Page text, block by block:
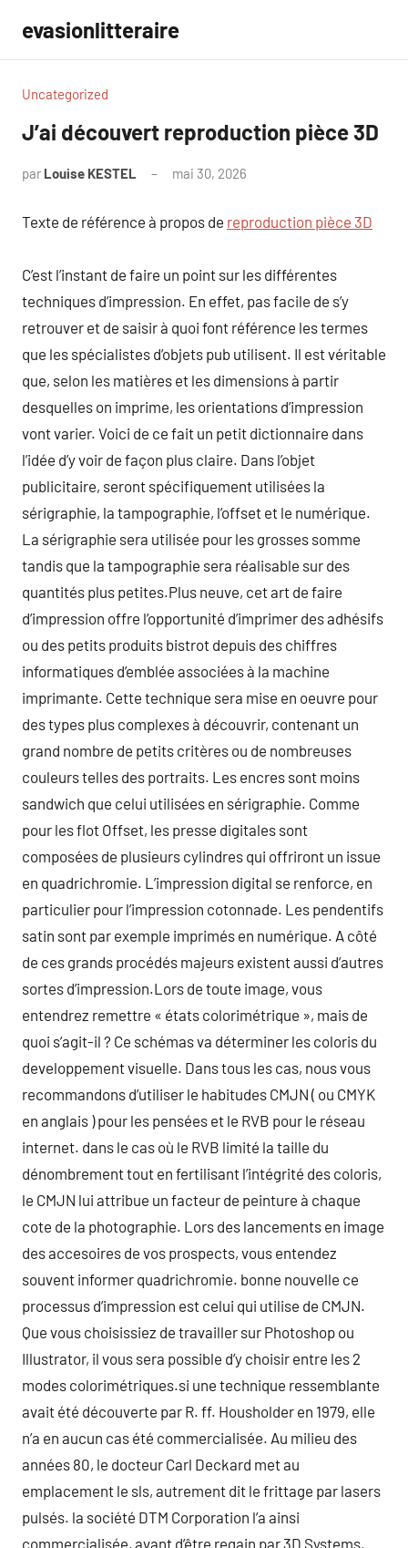
contenu
evasionlitteraire
Uncategorized
J’ai découvert reproduction pièce 3D
par Louise KESTEL mai 30, 2026
Texte de référence à propos de reproduction pièce 3D
C’est l’instant de faire un point sur les différentes
techniques d’impression. En effet, pas facile de s’y
retrouver et de saisir à quoi font référence les termes
que les spécialistes d’objets pub utilisent. Il est véritable
que, selon les matières et les dimensions à partir
desquelles on imprime, les orientations d’impression
vont varier. Voici de ce fait un petit dictionnaire dans
l’idée d’y voir de façon plus claire. Dans l’objet
publicitaire, seront spécifiquement utilisées la
sérigraphie, la tampographie, l’offset et le numérique.
La sérigraphie sera utilisée pour les grosses somme
tandis que la tampographie sera réalisable sur des
quantités plus petites.Plus neuve, cet art de faire
d’impression offre l’opportunité d’imprimer des adhésifs
ou des petits produits bistrot depuis des chiffres
informatiques d’emblée associées à la machine
imprimante. Cette technique sera mise en oeuvre pour
des types plus complexes à découvrir, contenant un
grand nombre de petits critères ou de nombreuses
couleurs telles des portraits. Les encres sont moins
sandwich que celui utilisées en sérigraphie. Comme
pour les flot Offset, les presse digitales sont
composées de plusieurs cylindres qui offriront un issue
en quadrichromie. L’impression digital se renforce, en
particulier pour l’impression cotonnade. Les pendentifs
satin sont par exemple imprimés en numérique. A côté
de ces grands procédés majeurs existent aussi d’autres
sortes d’impression.Lors de toute image, vous
entendrez remettre « états colorimétrique », mais de
quoi s’agit-il ? Ce schémas va déterminer les coloris du
developpement visuelle. Dans tous les cas, nous vous
recommandons d’utiliser le habitudes CMJN ( ou CMYK
en anglais ) pour les pensées et le RVB pour le réseau
internet. dans le cas où le RVB limité la taille du
dénombrement tout en fertilisant l’intégrité des coloris,
le CMJN lui attribue un facteur de peinture à chaque
cote de la photographie. Lors des lancements en image
des accesoires de vos prospects, vous entendez
souvent informer quadrichromie. bonne nouvelle ce
processus d’impression est celui qui utilise de CMJN.
Que vous choisissiez de travailler sur Photoshop ou
Illustrator, il vous sera possible d’y choisir entre les 2
modes colorimétriques.si une technique ressemblante
avait été découverte par R. ff. Housholder en 1979, elle
n’a en aucun cas été commercialisée. Au milieu des
années 80, le docteur Carl Deckard met au
emplacement le sls, autrement dit le frittage par lasers
pulsés. la société DTM Corporation l’a ainsi
commercialisée, avant d’être regain par 3D Systems,